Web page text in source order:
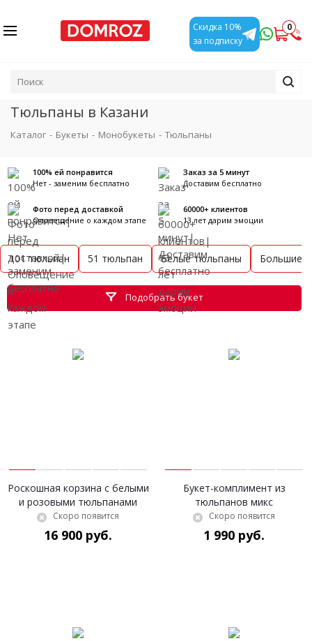
Скидка 10%
за подписку
0
Тюльпаны в Казани
Каталог - Букеты - Монобукеты - Тюльпаны
100% ей понравится
Нет - заменим бесплатно
Заказ за 5 минут
Доставим бесплатно
Фото перед доставкой
Оповещение о каждом этапе
60000+ клиентов
13 лет дарим эмоции
101 тюльпан 51 тюльпан Белые тюльпаны Большие
Подобрать букет
Роскошная корзина с белыми
и розовыми тюльпанами
Скоро появится
16 900 руб.
Букет-комплимент из
тюльпанов микс
Скоро появится
1 990 руб.